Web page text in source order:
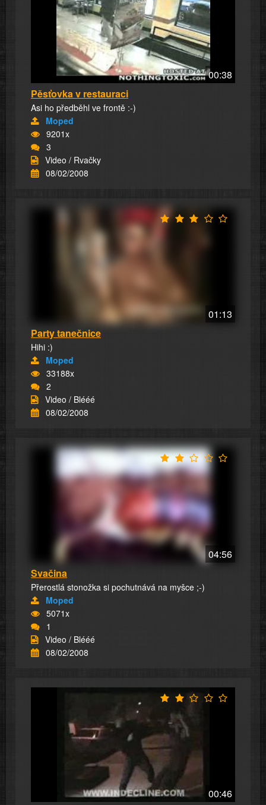
00:38
Pěsťovka v restauraci
Asi ho předběhl ve frontě :-)
Moped
9201x
3
Video / Rvačky
08/02/2008
01:13
Party tanečnice
Hihi :)
Moped
33188x
2
Video / Blééé
08/02/2008
04:56
Svačina
Přerostlá stonožka si pochutnává na myšce ;-)
Moped
5071x
1
Video / Blééé
08/02/2008
00:46